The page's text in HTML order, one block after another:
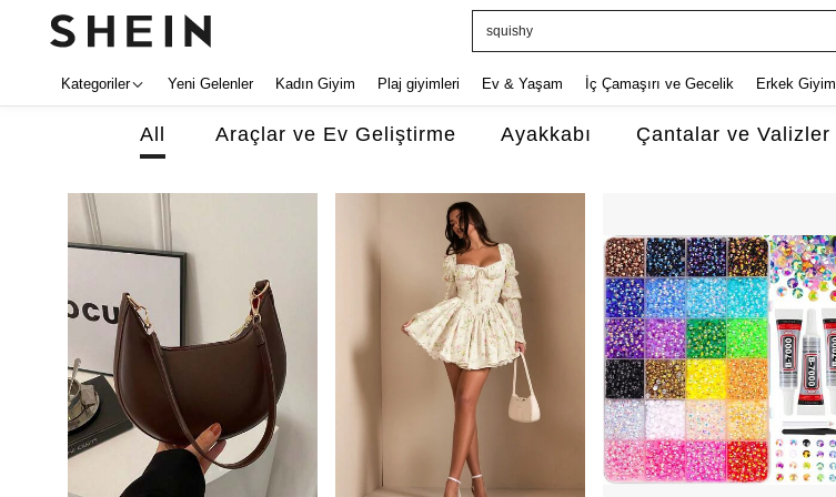
elbise
Kategoriler Yeni Gelenler Kadın Giyim Plaj giyimleri Ev & Yaşam İç Çamaşırı ve Gecelik Erkek Giyim
All Araçlar ve Ev Geliştirme Ayakkabı Çantalar ve Valizler